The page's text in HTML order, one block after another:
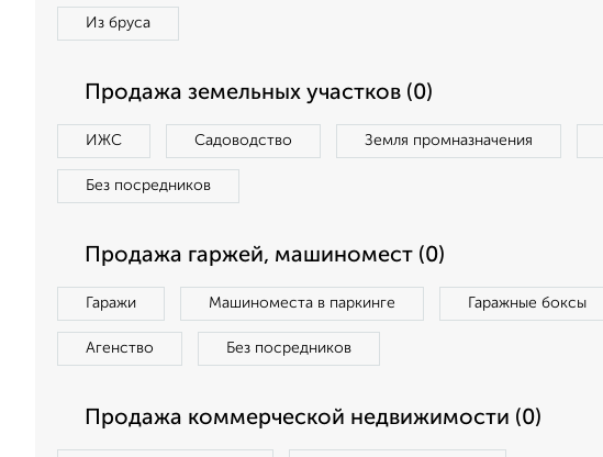
Из бруса
Продажа земельных участков (0)
ИЖС Садоводство Земля промназначения
Без посредников
Продажа гаржей, машиномест (0)
Гаражи Машиноместа в паркинге Гаражные боксы
Агенство Без посредников
Продажа коммерческой недвижимости (0)